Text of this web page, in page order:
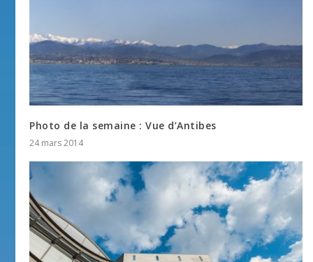
Photo de la semaine : Vue d’Antibes
24 mars 2014